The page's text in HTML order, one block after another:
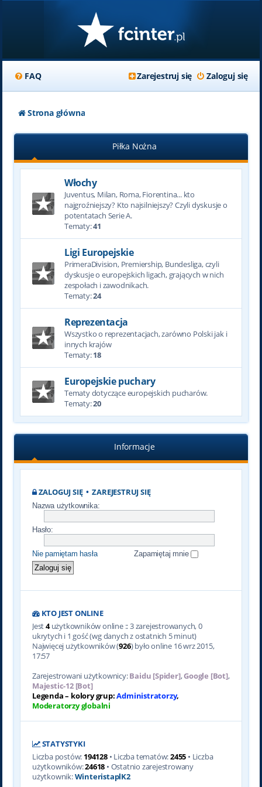
FAQ Zaloguj się
Zarejestruj się
Strona główna
Piłka Nożna
Włochy
Juventus, Milan, Roma, Fiorentina... kto
najgroźniejszy? Kto najsilniejszy? Czyli dyskusje o
potentatach Serie A.
Tematy:41
Ligi Europejskie
PrimeraDivision, Premiership, Bundesliga, czyli
dyskusje o europejskich ligach, grających w nich
zespołach i zawodnikach.
Tematy:24
Reprezentacja
Wszystko o reprezentacjach, zarówno Polski jak i
innych krajów
Tematy:18
Europejskie puchary
Tematy dotyczące europejskich pucharów.
Tematy:20
Informacje
ZALOGUJ SIĘ•ZAREJESTRUJ SIĘ
Nazwa użytkownika:
Hasło:
Nie pamiętam hasła Zapamiętaj mnie
KTO JEST ONLINE
Jest4użytkowników online :: 3 zarejestrowanych, 0
ukrytych i 1 gość (wg danych z ostatnich 5 minut)
Najwięcej użytkowników (926) było online 16 wrz 2015,
17:57
Zarejestrowani użytkownicy:Baidu [Spider],Google [Bot],
Majestic-12 [Bot]
Legenda – kolory grup:Administratorzy,
Moderatorzy globalni
STATYSTYKI
Liczba postów: 194128• Liczba tematów:2455 • Liczba
użytkowników:24618 • Ostatnio zarejestrowany
użytkownik:WinteristaplK2